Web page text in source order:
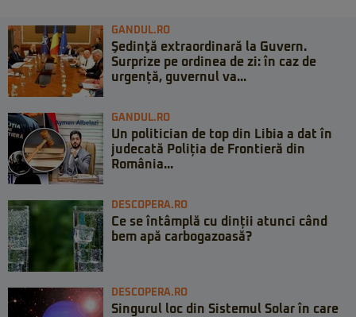
GANDUL.RO
Şedinţă extraordinară la Guvern.
Surprize pe ordinea de zi: în caz de
urgență, guvernul va...
GANDUL.RO
Un politician de top din Libia a dat în
judecată Poliția de Frontieră din
România...
DESCOPERA.RO
Ce se întâmplă cu dinții atunci când
bem apă carbogazoasă?
DESCOPERA.RO
Singurul loc din Sistemul Solar în care